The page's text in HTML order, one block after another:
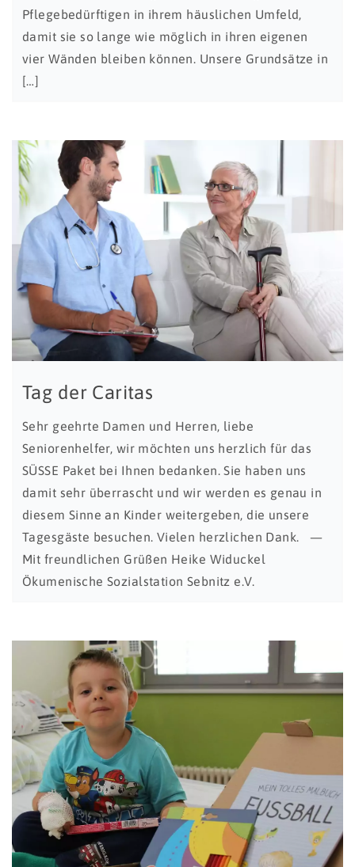
Pflegebedürftigen in ihrem häuslichen Umfeld,
damit sie so lange wie möglich in ihren eigenen
vier Wänden bleiben können. Unsere Grundsätze in
[…]
Tag der Caritas
Sehr geehrte Damen und Herren, liebe
Seniorenhelfer, wir möchten uns herzlich für das
SÜSSE Paket bei Ihnen bedanken. Sie haben uns
damit sehr überrascht und wir werden es genau in
diesem Sinne an Kinder weitergeben, die unsere
Tagesgäste besuchen. Vielen herzlichen Dank. —
Mit freundlichen Grüßen Heike Widuckel
Ökumenische Sozialstation Sebnitz e.V.